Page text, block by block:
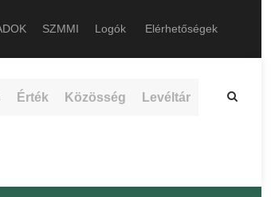
SZMMI Logók Elérhetőségek
Érték Közösség Levéltár